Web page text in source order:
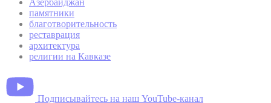
Азербайджан
памятники
благотворительность
реставрация
архитектура
религии на Кавказе
Подписывайтесь на наш YouTube-канал